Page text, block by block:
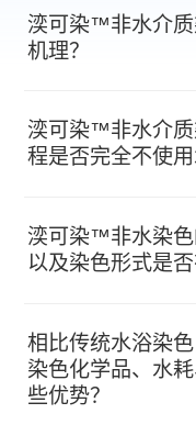
湙可染™非水介
机理？
湙可染™非水介
程是否完全不使用
湙可染™非水染
以及染色形式是否
相比传统水浴染
染色化学品、水
些优势？